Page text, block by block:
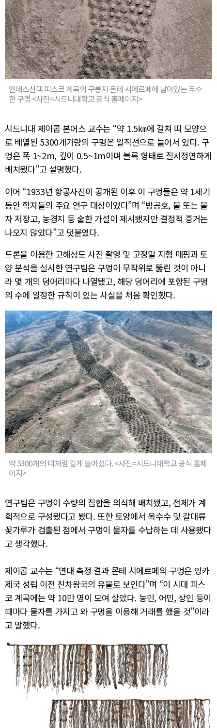
안데스산맥 피스코 계곡의 구릉지 몬테 시에르페에 남아있는 무수
한 구멍 <사진=시드니대학교 공식 홈페이지>
시드니대 제이콥 본어스 교수는 “약 1.5㎞에 걸쳐 띠 모양으
로 배열된 5300개가량의 구멍은 일직선으로 늘어서 있다. 구
멍은 폭 1~2m, 깊이 0.5~1m이며 블록 형태로 질서정연하게
배치됐다”고 설명했다.
이어 “1933년 항공사진이 공개된 이후 이 구멍들은 약 1세기
동안 학자들의 주요 연구 대상이었다”며 “방공호, 물 또는 물
자 저장고, 농경지 등 숱한 가설이 제시됐지만 결정적 증거는
나오지 않았다”고 덧붙였다.
드론을 이용한 고해상도 사진 촬영 및 고정밀 지형 매핑과 토
양 분석을 실시한 연구팀은 구멍이 무작위로 뚫린 것이 아니
라 몇 개의 덩어리마다 나열됐고, 해당 덩어리에 포함된 구멍
의 수에 일정한 규칙이 있는 사실을 처음 확인했다.
약 5300개의 띠처럼 길게 늘어섰다. <사진=시드니대학교 공식 홈페
이지>
연구팀은 구멍이 수량의 집합을 의식해 배치됐고, 전체가 계
획적으로 구성됐다고 봤다. 또한 토양에서 옥수수 및 갈대류
꽃가루가 검출된 점에서 구멍이 물자를 수납하는 데 사용됐다
고 생각했다.
제이콥 교수는 “연대 측정 결과 몬테 시에르페의 구멍은 잉카
제국 성립 이전 친차왕국의 유물로 보인다”며 “이 시대 피스
코 계곡에는 약 10만 명이 모여 살았다. 농민, 어민, 상인 등이
때마다 물자를 가지고 와 구멍을 이용해 거래를 했을 것”이라
고 말했다.